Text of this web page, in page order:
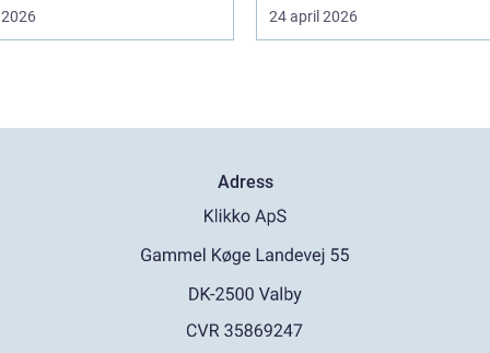
24 april 2026
Adress